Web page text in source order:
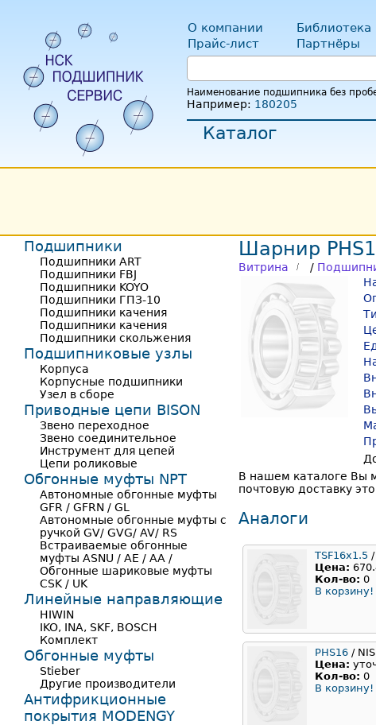
О компании Библиотека
Прайс-лист
Партнёры
Наименование подшипника без
Например: 180205
Каталог
Шарнир
Витрина /
В нашем каталоге Вы
почтовую доставку
Аналоги
TSF16x1.5 /
Цена:
Кол-во: 0
В корзину!
PHS16 / NIS
Цена:
Кол-во: 0
В корзину!
Подшипники
Подшипники ART
Подшипники FBJ
Подшипники KOYO
Подшипники ГПЗ-10
Подшипники качения
Подшипники качения
Подшипники скольжения
Подшипниковые узлы
Корпуса
Корпусные подшипники
Узел в сборе
Приводные цепи BISON
Звено переходное
Звено соединительное
Инструмент для цепей
Цепи роликовые
Обгонные муфты NPT
Автономные обгонные муфты
GFR / GFRN / GL
Автономные обгонные муфты с
ручкой GV/ GVG/ AV/ RS
Встраиваемые обгонные
муфты ASNU / AE / AA /
Обгонные шариковые муфты
CSK / UK
Линейные направляющие
HIWIN
IKO, INA, SKF, BOSCH
Комплект
Обгонные муфты
Stieber
Другие производители
Антифрикционные
покрытия MODENGY